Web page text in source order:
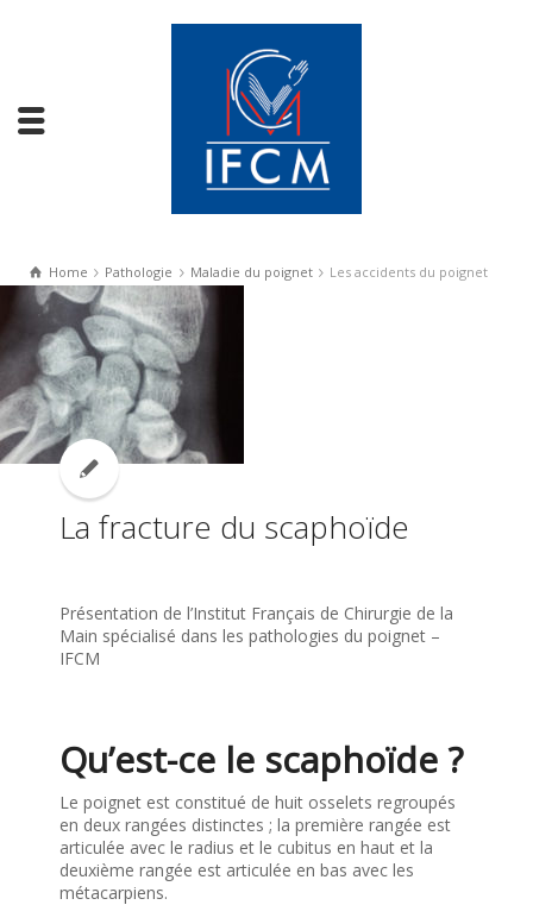
Home Pathologie Maladie du poignet Les accidents du poignet
La fracture du scaphoïde
Présentation de l’Institut Français de Chirurgie de la
Main spécialisé dans les pathologies du poignet –
IFCM
Qu’est-ce le scaphoïde ?
Le poignet est constitué de huit osselets regroupés
en deux rangées distinctes ; la première rangée est
articulée avec le radius et le cubitus en haut et la
deuxième rangée est articulée en bas avec les
métacarpiens.